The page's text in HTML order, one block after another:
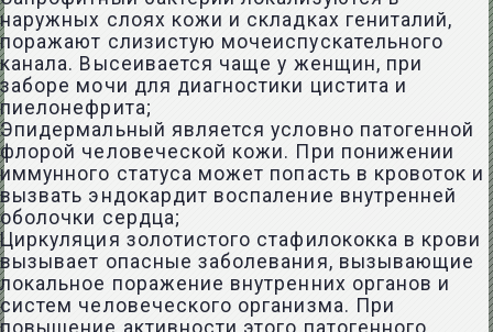
наружных слоях кожи и складках гениталий,
поражают слизистую мочеиспускательного
канала. Высеивается чаще у женщин, при
заборе мочи для диагностики цистита и
пиелонефрита;
Эпидермальный является условно патогенной
флорой человеческой кожи. При понижении
иммунного статуса может попасть в кровоток и
вызвать эндокардит воспаление внутренней
оболочки сердца;
Циркуляция золотистого стафилококка в крови
вызывает опасные заболевания, вызывающие
локальное поражение внутренних органов и
систем человеческого организма. При
повышение активности этого патогенного